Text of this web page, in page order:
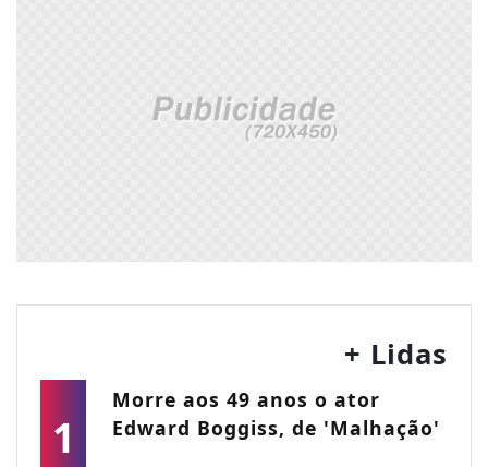
+ Lidas
1
Morre aos 49 anos o ator
Edward Boggiss, de 'Malhação'